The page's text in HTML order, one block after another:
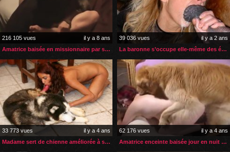
216 105 vues
il y a 8 ans
Amatrice baisée en missionnaire par son gros chien
39 036 vues
il y a 2 ans
La baronne s’occupe elle-même des étalons de son écurie
33 773 vues
il y a 4 ans
Madame sert de chienne améliorée à son husky
62 176 vues
il y a 4 ans
Amatrice enceinte baisée jour en nuit par son chien